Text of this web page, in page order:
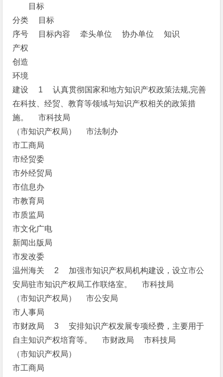
目标
分类 目标
序号 目标内容 牵头单位 协办单位 知识
产权
创造
环境
建设 1 认真贯彻国家和地方知识产权政策法规,完善
在科技、经贸、教育等领域与知识产权相关的政策措
施。 市科技局
（市知识产权局） 市法制办
市工商局
市经贸委
市外经贸局
市信息办
市教育局
市质监局
市文化广电
新闻出版局
市发改委
温州海关 2 加强市知识产权局机构建设，设立市公
安局驻市知识产权局工作联络室。 市科技局
（市知识产权局） 市公安局
市人事局
市财政局 3 安排知识产权发展专项经费，主要用于
自主知识产权培育等。 市财政局 市科技局
（市知识产权局）
市工商局